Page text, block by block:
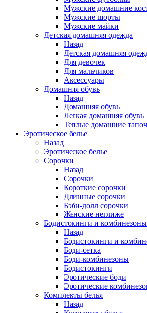
Мужские домашние
Мужские шорты
Мужские майки
Детская домашняя одежда
Назад
Детская домашняя
Для девочек
Для мальчиков
Аксессуары
Домашняя обувь
Назад
Домашняя обувь
Легкая домашняя обувь
Теплые домашние
Эротическое белье
Назад
Эротическое белье
Сорочки
Назад
Сорочки
Короткие сорочки
Длинные сорочки
Бэби-долл сорочки
Женские неглиже
Бодистокинги и комбинезоны
Назад
Бодистокинги и
Боди-сетка
Боди-комбинезоны
Бодистокинги
Эротические боди
Эротические
Комплекты белья
Назад